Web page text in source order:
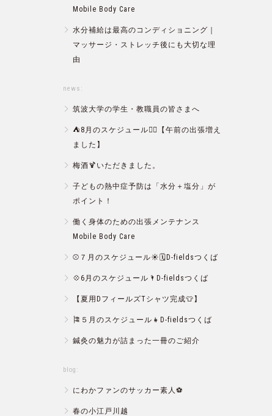
Mobile Body Care
水分補給は最高のコンディショニング｜
マッサージ・ストレッチ後にも大切な理
由
news:
筑波大学の学生・教職員の皆さまへ
⛺️8月のスケジュール🏄‍♂️【午前の出張増え
ました】
梅酒🍹いただきました。
子どもの熱中症予防は「水分＋塩分」が
ポイント！
働く身体のための出張メンテナンス
Mobile Body Care
⚾️７月のスケジュール☀️🗓D-fieldsつくば
💠6月のスケジュール🌂D-fieldsつくば
【夏用DフィールズTシャツ完成👕】
🎏５月のスケジュール👧D-fieldsつくば
鍼灸の魅力が詰まった一冊のご紹介
blog:
にわかファンのサッカー素人⚽️
春の小江戸川越